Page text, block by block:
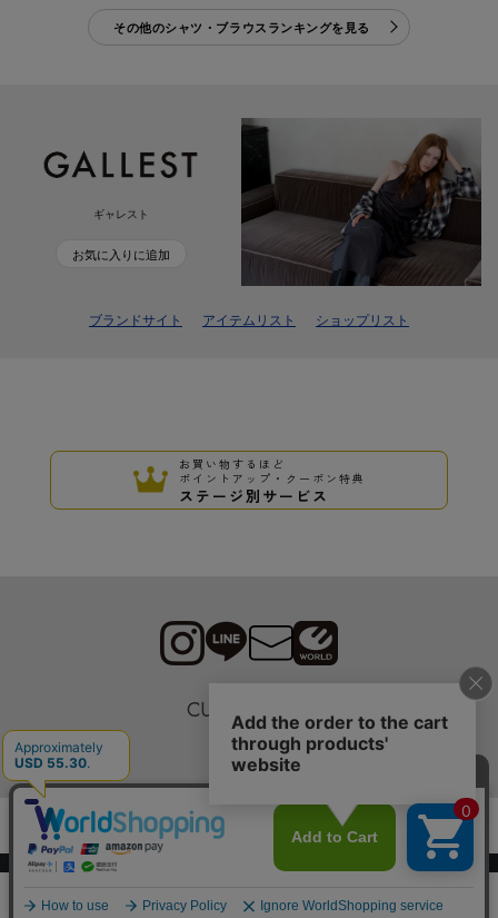
その他のシャツ・ブラウスランキングを見る
ギャレスト
お気に入りに追加
ブランドサイト アイテムリスト ショップリスト
お買い物するほど
ポイントアップ・クーポン特典
ステージ別サービス
CUSTOMER
採用情報
Copyrights © WORLD CO.,LTD. All rights reserved.
スマートフォン ｜PC